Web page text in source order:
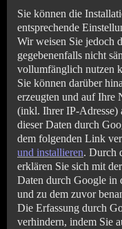
Sie können die
entsprechende
Wir weisen Sie jedoch
gegebenenfalls nicht
vollumfänglich nutzen
Sie können darüber
erzeugten und auf Ihre
(inkl. Ihrer IP-Adresse)
dieser Daten durch
dem folgenden Link
und installieren. Durch
erklären Sie sich mit
Daten durch Google in
und zu dem zuvor
Die Erfassung durch
verhindern, indem Sie